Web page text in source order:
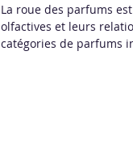
La roue des parfums
olfactives et leurs
catégories de parfums